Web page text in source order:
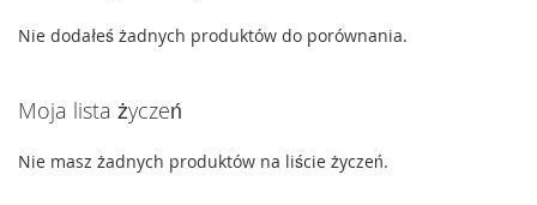
Nie dodałeś żadnych produktów do porównania.
Moja lista życzeń
Nie masz żadnych produktów na liście życzeń.